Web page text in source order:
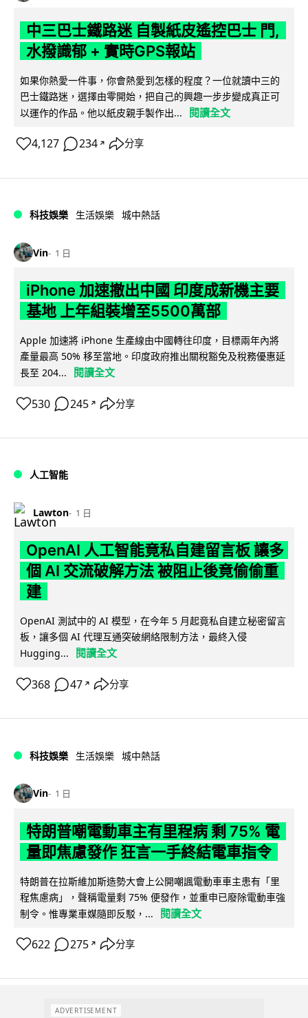
中三巴士鐵路迷 自製紙皮遙控巴士 門,
水撥識郁 + 實時GPS報站
如果你熱愛一件事，你會熱愛到怎樣的程度？一位就讀中三的
巴士鐵路迷，選擇由零開始，把自己的興趣一步步變成真正可
以運作的作品。他以紙皮親手製作出...
閱讀全文
4,127 234 ↗ 分享
科技娛樂 生活娛樂 城中熱話
Vin 1 日
iPhone 加速撤出中國 印度成新機主要
基地 上年組裝增至5500萬部
Apple 加速將 iPhone 生產線由中國轉往印度，目標兩年內將
產量最高 50% 移至當地。印度政府推出關稅豁免及稅務優惠延
長至 204...
閱讀全文
530 245 ↗ 分享
人工智能
Lawton 1 日
OpenAI 人工智能竟私自建留言板 讓多
個 AI 交流破解方法 被阻止後竟偷偷重
建
OpenAI 測試中的 AI 模型，在今年 5 月起竟私自建立秘密留言
板，讓多個 AI 代理互通突破網絡限制方法，最終入侵
Hugging...
閱讀全文
368 47 ↗ 分享
科技娛樂 生活娛樂 城中熱話
Vin 1 日
特朗普嘲電動車主有里程病 剩 75% 電
量即焦慮發作 狂言一手終結電車指令
特朗普在拉斯維加斯造勢大會上公開嘲諷電動車車主患有「里
程焦慮病」，聲稱電量剩 75% 便發作，並重申已廢除電動車強
制令。惟專業車媒隨即反駁，...
閱讀全文
622 275 ↗ 分享
ADVERTISEMENT